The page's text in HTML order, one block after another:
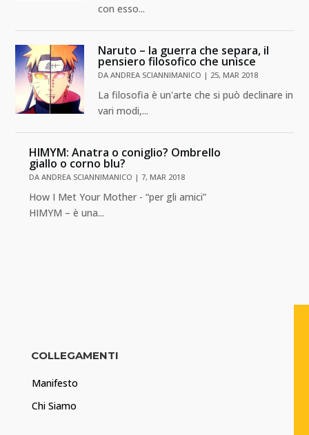
con esso...
Naruto – la guerra che separa, il
pensiero filosofico che unisce
DAANDREA SCIANNIMANICO | 25, MAR 2018
La filosofia è un'arte che si può declinare in
vari modi,...
HIMYM: Anatra o coniglio? Ombrello
giallo o corno blu?
DAANDREA SCIANNIMANICO |7, MAR 2018
How I Met Your Mother - “per gli amici”
HIMYM – è una...
COLLEGAMENTI
Manifesto
Chi Siamo